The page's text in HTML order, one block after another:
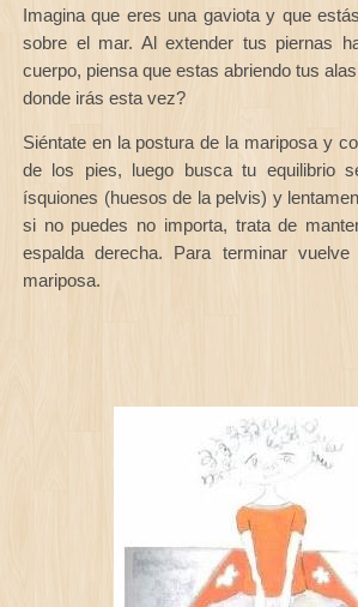
Imagina que eres una gaviota y que
sobre el mar. Al extender tus piernas
cuerpo, piensa que estas abriendo tus
donde irás esta vez?
Siéntate en la postura de la mariposa y
de los pies, luego busca tu equilibrio
ísquiones (huesos de la pelvis) y
si no puedes no importa, trata de
espalda derecha. Para terminar
mariposa.